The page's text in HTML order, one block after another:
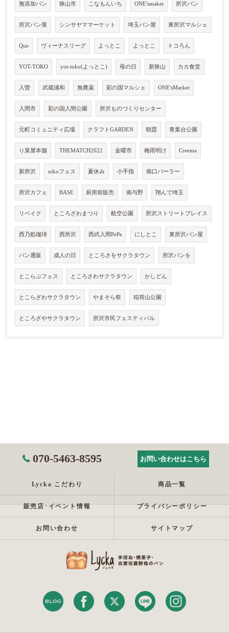
無添加パン 狭山市 こなもんいち ONE'smaket 所沢パン
所沢パン屋 シンサヤママーケット 埼玉パン屋 東所沢マルシェ
Que ヴィーナスリーグ よっとこ よっとこ トコろん
YOT-TOKO yot-toko(よっとこ) 母の日 新狭山 カカ食堂
入曽 武蔵浦和 無農薬 彩の国マルシェ ONE'sMarket
入間市 彩の国入間公園 所沢ものづくりセンター
元町コミュニティ広場 クラフトGARDEN 朝霞 青葉台公園
り菜屋本舗 THEMATCH2022 金曜市 梅雨明け Creema
新所沢 nikoフェス 夏休み 小手指 南口パーラー
所沢カフェ BASE 厨房前販売 南与野 翔んで埼玉
リベイク ところざわまつり 航空公園 所沢ストリートプレイス
西乃処珈琲 西所沢 西武入間PePe にしとこ 東所沢パン屋
パン通販 成人の日 ところさをサクラタウン 所沢パンを
とこらぶフェス ところさわサクラタウン かしどん
とこらざわサクラタウン やまそら祭 稲荷山公園
ところざやサクラタウン 所沢市民フェスティバル
070-5463-8595 お問い合わせはこちら
Lycka こだわり 商品一覧
販売店･イベント情報 プライバシーポリシー
お問い合わせ サイトマップ